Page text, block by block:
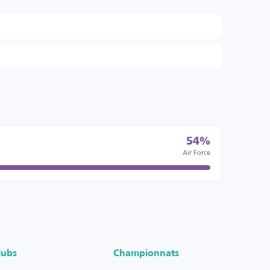
54%
Air Force
Championnats